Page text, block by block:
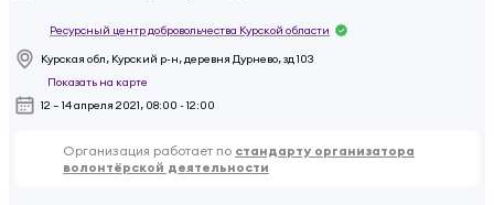
Ресурсный центр добровольчества Курской области
Курская обл, Курский р-н, деревня Дурнево, зд 103
Показать на карте
12 – 14 апреля 2021, 08:00 - 12:00
Организация работает по стандарту организатора
волонтёрской деятельности